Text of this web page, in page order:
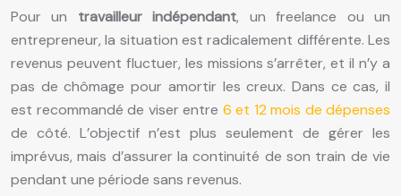
Pour un travailleur indépendant, un freelance ou un
entrepreneur, la situation est radicalement différente. Les
revenus peuvent fluctuer, les missions s’arrêter, et il n’y a
pas de chômage pour amortir les creux. Dans ce cas, il
est recommandé de viser entre 6 et 12 mois de dépenses
de côté. L’objectif n’est plus seulement de gérer les
imprévus, mais d’assurer la continuité de son train de vie
pendant une période sans revenus.